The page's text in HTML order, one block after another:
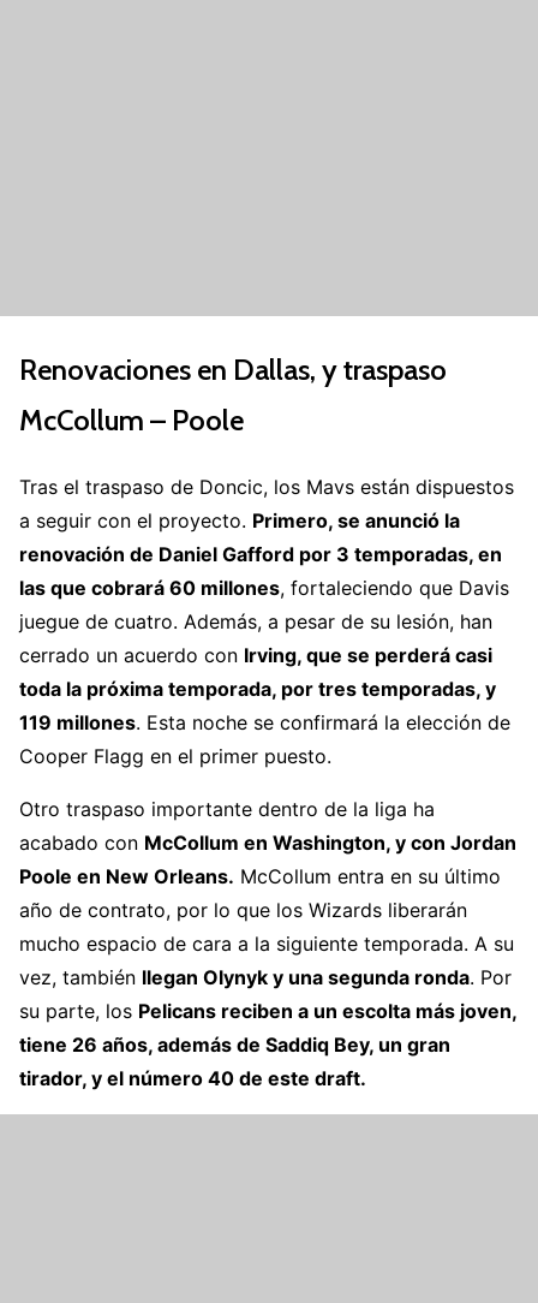
Renovaciones en Dallas, y traspaso
McCollum – Poole
Tras el traspaso de Doncic, los Mavs están dispuestos
a seguir con el proyecto. Primero, se anunció la
renovación de Daniel Gafford por 3 temporadas, en
las que cobrará 60 millones, fortaleciendo que Davis
juegue de cuatro. Además, a pesar de su lesión, han
cerrado un acuerdo con Irving, que se perderá casi
toda la próxima temporada, por tres temporadas, y
119 millones. Esta noche se confirmará la elección de
Cooper Flagg en el primer puesto.
Otro traspaso importante dentro de la liga ha
acabado con McCollum en Washington, y con Jordan
Poole en New Orleans. McCollum entra en su último
año de contrato, por lo que los Wizards liberarán
mucho espacio de cara a la siguiente temporada. A su
vez, también llegan Olynyk y una segunda ronda. Por
su parte, los Pelicans reciben a un escolta más joven,
tiene 26 años, además de Saddiq Bey, un gran
tirador, y el número 40 de este draft.